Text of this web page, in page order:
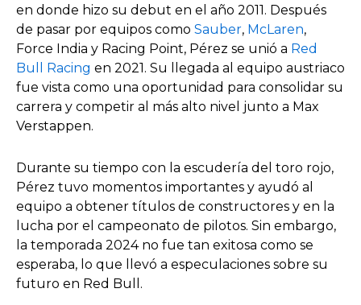
en donde hizo su debut en el año 2011. Después
de pasar por equipos como Sauber, McLaren,
Force India y Racing Point, Pérez se unió a Red
Bull Racing en 2021. Su llegada al equipo austriaco
fue vista como una oportunidad para consolidar su
carrera y competir al más alto nivel junto a Max
Verstappen.
Durante su tiempo con la escudería del toro rojo,
Pérez tuvo momentos importantes y ayudó al
equipo a obtener títulos de constructores y en la
lucha por el campeonato de pilotos. Sin embargo,
la temporada 2024 no fue tan exitosa como se
esperaba, lo que llevó a especulaciones sobre su
futuro en Red Bull.